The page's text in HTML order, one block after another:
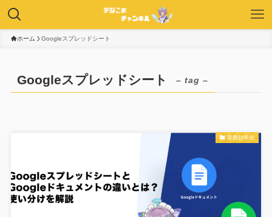
ホーム Googleスプレッドシート
Googleスプレッドシート – tag –
業務効率化